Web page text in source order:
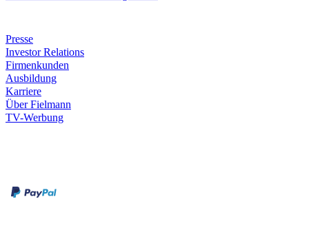
Presse
Investor Relations
Firmenkunden
Ausbildung
Karriere
Über Fielmann
TV-Werbung